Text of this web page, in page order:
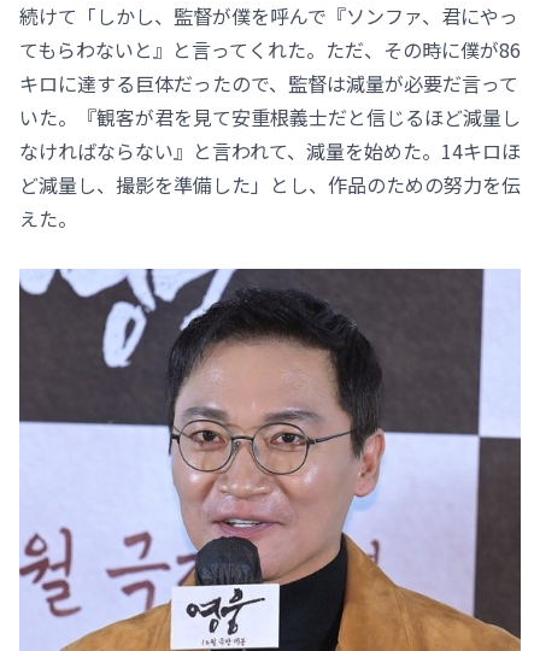
続けて「しかし、監督が僕を呼んで『ソンファ、君にやっ
てもらわないと』と言ってくれた。ただ、その時に僕が86
キロに達する巨体だったので、監督は減量が必要だ言って
いた。『観客が君を見て安重根義士だと信じるほど減量し
なければならない』と言われて、減量を始めた。14キロほ
ど減量し、撮影を準備した」とし、作品のための努力を伝
えた。